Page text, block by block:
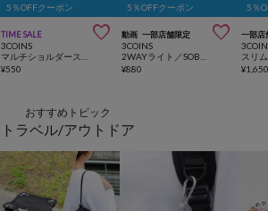
5％OFFクーポン
TIME SALE 
3COINS
¥550
5％OFFクーポン
動画 一部店舗限定 
3COINS
¥880
5％
一部店
スリ
¥
おすすめトピック
トラベル/アウトドア